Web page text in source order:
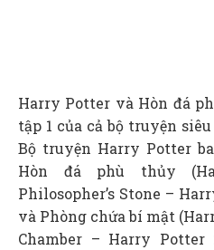
Harry Potter và Hòn đá
tập 1 của cả bộ truyện
Bộ truyện Harry Potter
Hòn đá phù thủy
Philosopher’s Stone –
và Phòng chứa bí mật
Chamber – Harry